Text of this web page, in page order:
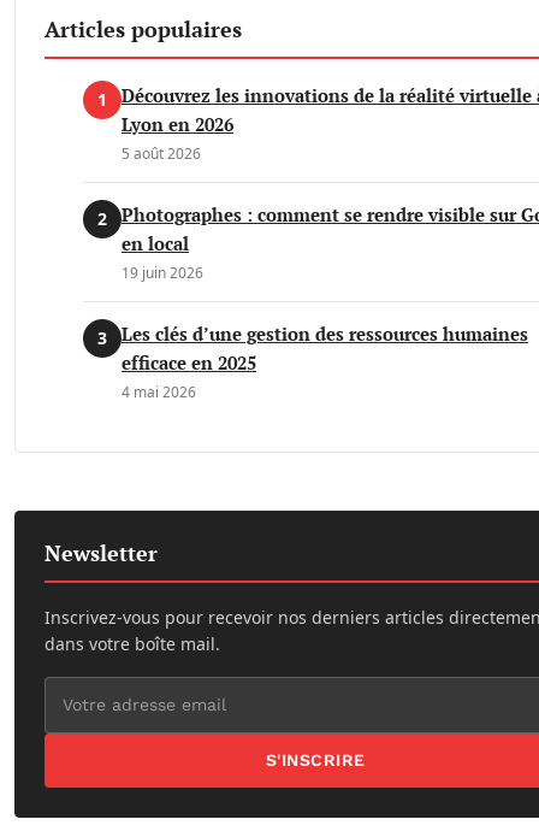
Articles populaires
1
Découvrez les innovations de la réalité virtuelle
Lyon en 2026
5 août 2026
2
Photographes : comment se rendre visible sur
en local
19 juin 2026
3
Les clés d’une gestion des ressources humaines
efficace en 2025
4 mai 2026
Newsletter
Inscrivez-vous pour recevoir nos derniers articles
dans votre boîte mail.
S'INSCRIRE